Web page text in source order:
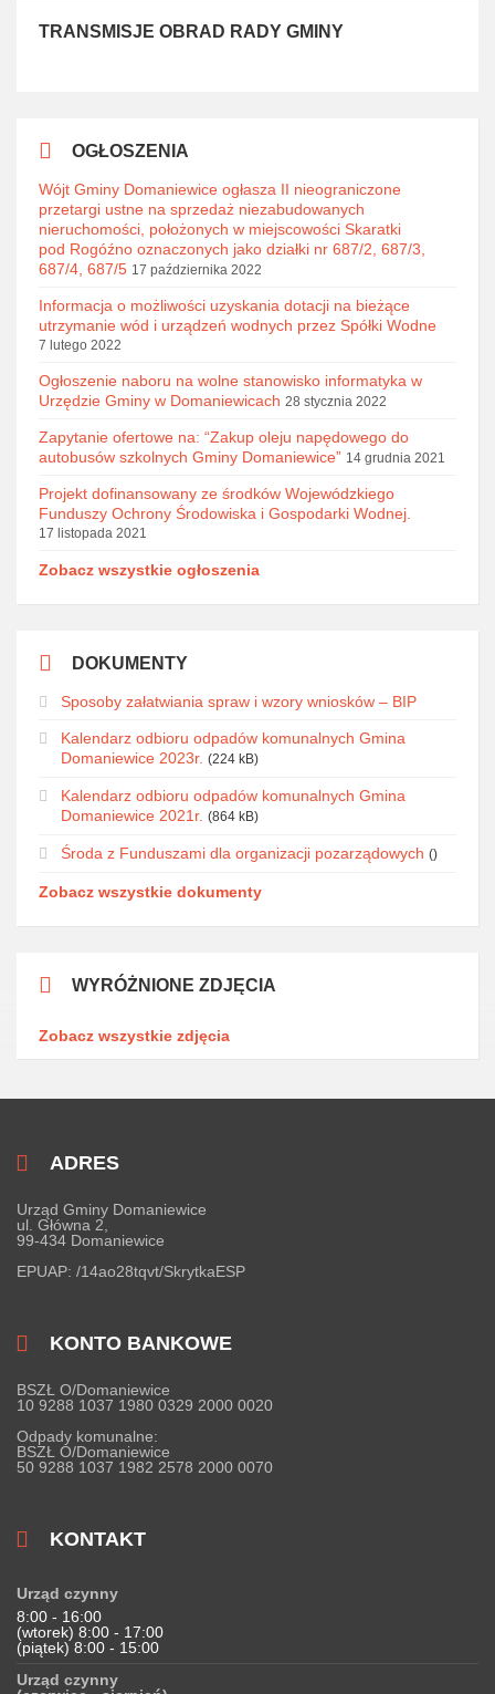
TRANSMISJE OBRAD RADY GMINY
OGŁOSZENIA
Wójt Gminy Domaniewice ogłasza II nieograniczone
przetargi ustne na sprzedaż niezabudowanych
nieruchomości, położonych w miejscowości Skaratki
pod Rogóźno oznaczonych jako działki nr 687/2, 687/3,
687/4, 687/5 17 października 2022
Informacja o możliwości uzyskania dotacji na bieżące
utrzymanie wód i urządzeń wodnych przez Spółki Wodne
7 lutego 2022
Ogłoszenie naboru na wolne stanowisko informatyka w
Urzędzie Gminy w Domaniewicach 28 stycznia 2022
Zapytanie ofertowe na: “Zakup oleju napędowego do
autobusów szkolnych Gminy Domaniewice” 14 grudnia 2021
Projekt dofinansowany ze środków Wojewódzkiego
Funduszy Ochrony Środowiska i Gospodarki Wodnej.
17 listopada 2021
Zobacz wszystkie ogłoszenia
DOKUMENTY
Sposoby załatwiania spraw i wzory wniosków – BIP
Kalendarz odbioru odpadów komunalnych Gmina
Domaniewice 2023r. (224 kB)
Kalendarz odbioru odpadów komunalnych Gmina
Domaniewice 2021r. (864 kB)
Środa z Funduszami dla organizacji pozarządowych ()
Zobacz wszystkie dokumenty
WYRÓŻNIONE ZDJĘCIA
Zobacz wszystkie zdjęcia
ADRES
Urząd Gminy Domaniewice
ul. Główna 2,
99-434 Domaniewice
EPUAP: /14ao28tqvt/SkrytkaESP
KONTO BANKOWE
BSZŁ O/Domaniewice
10 9288 1037 1980 0329 2000 0020
Odpady komunalne:
BSZŁ O/Domaniewice
50 9288 1037 1982 2578 2000 0070
KONTAKT
Urząd czynny
8:00 - 16:00
(wtorek) 8:00 - 17:00
(piątek) 8:00 - 15:00
Urząd czynny